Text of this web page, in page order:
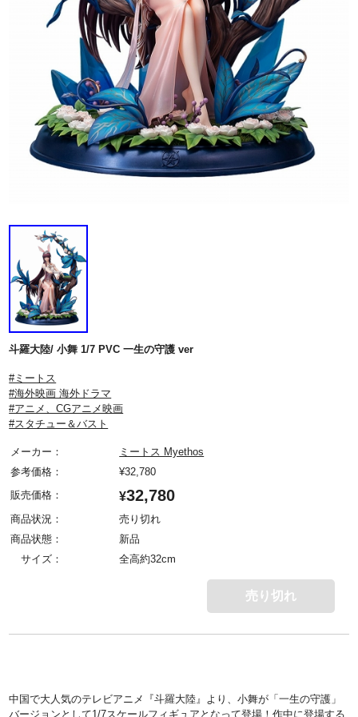
斗羅大陸/ 小舞 1/7 PVC 一生の守護 ver
#ミートス
#海外映画 海外ドラマ
#アニメ、CGアニメ映画
#スタチュー＆バスト
メーカー：
ミートス Myethos
参考価格：
¥32,780
販売価格：
¥32,780
商品状況：
売り切れ
商品状態：
新品
サイズ：
全高約32cm
売り切れ
中国で大人気のテレビアニメ『斗羅大陸』より、小舞が「一生の守護」
バージョンとして1/7スケールフィギュアとなって登場！作中に登場する